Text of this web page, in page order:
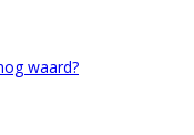
waard?